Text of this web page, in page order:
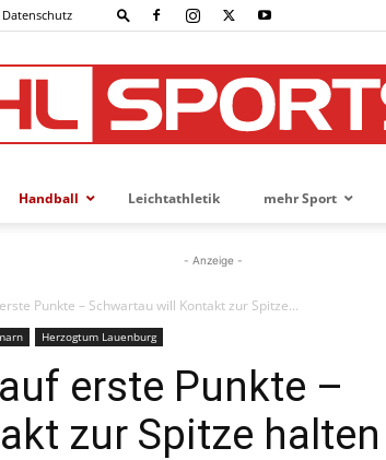
Datenschutz
Handball Leichtathletik mehr Sport
- Anzeige -
Punkte – Schwartau will Kontakt zur Spitze...
Herzogtum Lauenburg
erste Punkte –
zur Spitze halten